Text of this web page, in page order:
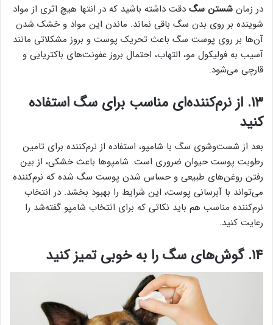
در زمان شستن سگ دقت داشته باشید که در انتها هیچ اثری از مواد
شوینده بر روی بدن سگ باقی نماند. ماندن این مواد و خشک شدن
آن‌ها بر روی پوست سگ باعث تحریک پوست و بروز مشکلاتی مانند
آسیب به فولیکول مو، التهاب، احتمال بروز عفونت‌های باکتریایی و
قارچی می‌شود.
۱۳. از نرم‌کننده‌ای مناسب برای سگ استفاده
کنید
بعد از شست‌وشوی سگ با شامپو، استفاده از نرم‌کننده برای تامین
رطوبت پوست حیوان ضروری است. شامپوها باعث خشکی، از بین
رفتن روغن‌های طبیعی و حساس شدن پوست سگ شده که نرم‌کننده
می‌تواند با آبرسانی پوست، این شرایط را بهبود بخشد. در انتخاب
نرم‌کننده مناسب هم باید نکاتی که برای انتخاب شامپو گفته‌شد را
رعایت کنید.
۱۴. گوش‌های سگ را به خوبی تمیز کنید